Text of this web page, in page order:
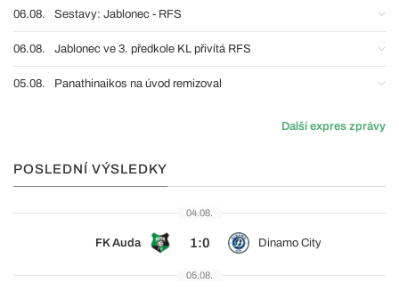
06.08. Sestavy: Jablonec - RFS
06.08. Jablonec ve 3. předkole KL přivítá RFS
05.08. Panathinaikos na úvod remizoval
Další expres zprávy
POSLEDNÍ VÝSLEDKY
04.08.
FK Auda 1:0 Dinamo City
05.08.